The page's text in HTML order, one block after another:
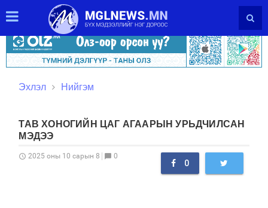
Эхлэл Нийгэм
ТАВ ХОНОГИЙН ЦАГ АГААРЫН УРЬДЧИЛСАН
МЭДЭЭ
schedule 2025 оны 10 сарын 8 chat_bubble 0
0